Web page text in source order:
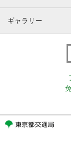
ギャラリー